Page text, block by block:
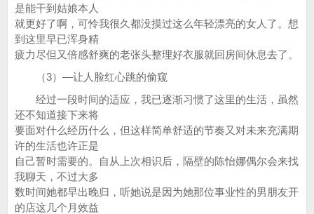
是能干到姑娘本人
就更好了啊，可怜我很久都没摸过这么年轻漂亮的女人了。想
到这里早已浑身精
疲力尽但又倍感舒爽的老张头整理好衣服就回房间休息去了。
（3）—让人脸红心跳的偷窥
经过一段时间的适应，我已逐渐习惯了这里的生活，虽然
还不知道接下来将
要面对什么经历什么，但这样简单舒适的节奏又对未来充满期
许的生活也许正是
自己暂时需要的。自从上次相识后，隔壁的陈怡娜偶尔会来找
我聊天，不过大多
数时间她都早出晚归，听她说是因为她那位事业性的男朋友开
的店这几个月效益